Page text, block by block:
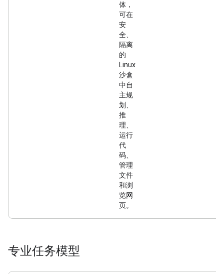
体，
可在
安
全、
隔离
的
Linux
沙盒
中自
主规
划、
推
理、
运行
代
码、
管理
文件
和浏
览网
页。
专业任务模型